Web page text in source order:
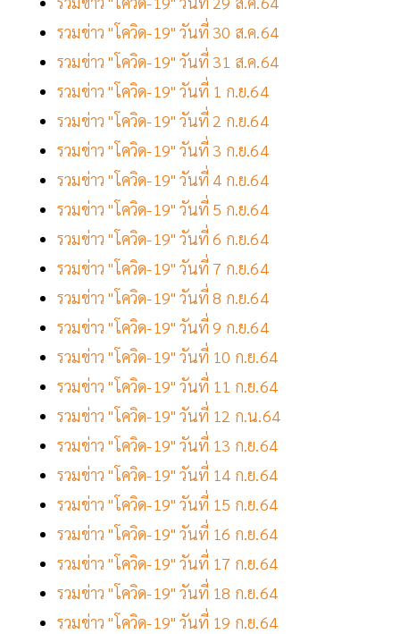
รวมข่าว "โควิด-19" วันที่ 30 ส.ค.64
รวมข่าว "โควิด-19" วันที่ 31 ส.ค.64
รวมข่าว "โควิด-19" วันที่ 1 ก.ย.64
รวมข่าว "โควิด-19" วันที่ 2 ก.ย.64
รวมข่าว "โควิด-19" วันที่ 3 ก.ย.64
รวมข่าว "โควิด-19" วันที่ 4 ก.ย.64
รวมข่าว "โควิด-19" วันที่ 5 ก.ย.64
รวมข่าว "โควิด-19" วันที่ 6 ก.ย.64
รวมข่าว "โควิด-19" วันที่ 7 ก.ย.64
รวมข่าว "โควิด-19" วันที่ 8 ก.ย.64
รวมข่าว "โควิด-19" วันที่ 9 ก.ย.64
รวมข่าว "โควิด-19" วันที่ 10 ก.ย.64
รวมข่าว "โควิด-19" วันที่ 11 ก.ย.64
รวมข่าว "โควิด-19" วันที่ 12 ก.น.64
รวมข่าว "โควิด-19" วันที่ 13 ก.ย.64
รวมข่าว "โควิด-19" วันที่ 14 ก.ย.64
รวมข่าว "โควิด-19" วันที่ 15 ก.ย.64
รวมข่าว "โควิด-19" วันที่ 16 ก.ย.64
รวมข่าว "โควิด-19" วันที่ 17 ก.ย.64
รวมข่าว "โควิด-19" วันที่ 18 ก.ย.64
รวมข่าว "โควิด-19" วันที่ 19 ก.ย.64